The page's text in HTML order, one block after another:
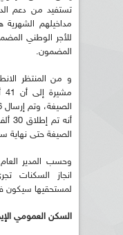
تستفيد من دعم
مداخيلهم
المضمون.
الصيغة حتى نهاية
وحسب المدير
انجاز السكنات
لمستحقيها سيكون
السكن العمومي